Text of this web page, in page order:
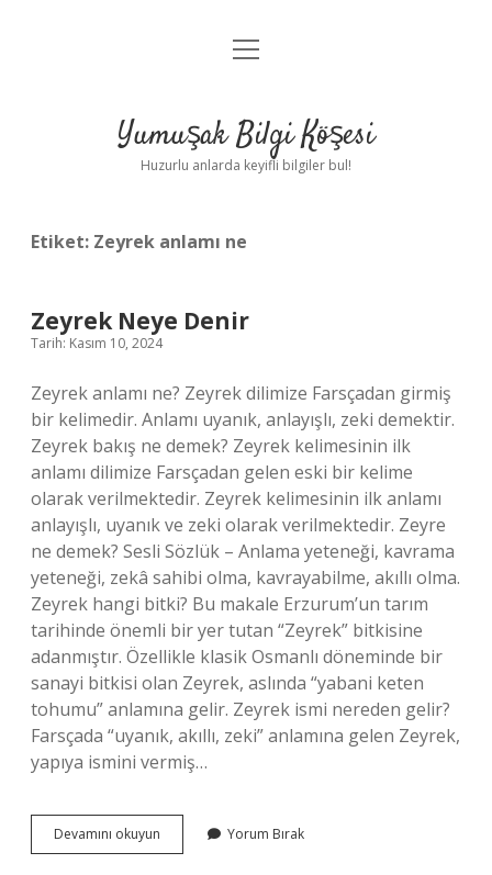
Anasayfa
Yasal Uyarı
menüyü
Yumuşak Bilgi Köşesi
Huzurlu anlarda keyifli bilgiler bul!
Etiket: Zeyrek anlamı ne
Zeyrek Neye Denir
Tarih: Kasım 10, 2024
Zeyrek anlamı ne? Zeyrek dilimize Farsçadan girmiş
bir kelimedir. Anlamı uyanık, anlayışlı, zeki demektir.
Zeyrek bakış ne demek? Zeyrek kelimesinin ilk
anlamı dilimize Farsçadan gelen eski bir kelime
olarak verilmektedir. Zeyrek kelimesinin ilk anlamı
anlayışlı, uyanık ve zeki olarak verilmektedir. Zeyre
ne demek? Sesli Sözlük – Anlama yeteneği, kavrama
yeteneği, zekâ sahibi olma, kavrayabilme, akıllı olma.
Zeyrek hangi bitki? Bu makale Erzurum’un tarım
tarihinde önemli bir yer tutan “Zeyrek” bitkisine
adanmıştır. Özellikle klasik Osmanlı döneminde bir
sanayi bitkisi olan Zeyrek, aslında “yabani keten
tohumu” anlamına gelir. Zeyrek ismi nereden gelir?
Farsçada “uyanık, akıllı, zeki” anlamına gelen Zeyrek,
yapıya ismini vermiş…
Devamını okuyun
Neye
Yorum Bırak